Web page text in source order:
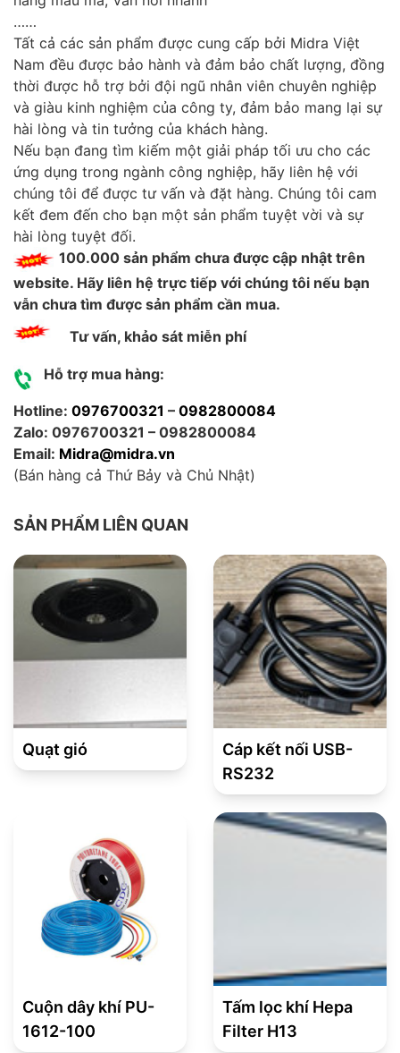
……
Tất cả các sản phẩm được cung cấp bởi Midra Việt
Nam đều được bảo hành và đảm bảo chất lượng, đồng
thời được hỗ trợ bởi đội ngũ nhân viên chuyên nghiệp
và giàu kinh nghiệm của công ty, đảm bảo mang lại sự
hài lòng và tin tưởng của khách hàng.
Nếu bạn đang tìm kiếm một giải pháp tối ưu cho các
ứng dụng trong ngành công nghiệp, hãy liên hệ với
chúng tôi để được tư vấn và đặt hàng. Chúng tôi cam
kết đem đến cho bạn một sản phẩm tuyệt vời và sự
hài lòng tuyệt đối.
100.000 sản phẩm chưa được cập nhật trên
website. Hãy liên hệ trực tiếp với chúng tôi nếu bạn
vẫn chưa tìm được sản phẩm cần mua.
Tư vấn, khảo sát miễn phí
Hỗ trợ mua hàng:
Hotline: 0976700321 – 0982800084
Zalo: 0976700321 – 0982800084
Email: Midra@midra.vn
(Bán hàng cả Thứ Bảy và Chủ Nhật)
SẢN PHẨM LIÊN QUAN
Quạt gió
Cáp kết nối USB-
RS232
Cuộn dây khí PU-
1612-100
Tấm lọc khí Hepa
Filter H13